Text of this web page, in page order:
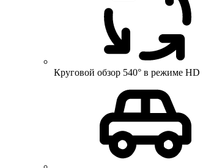
Круговой обзор 540° в режиме HD